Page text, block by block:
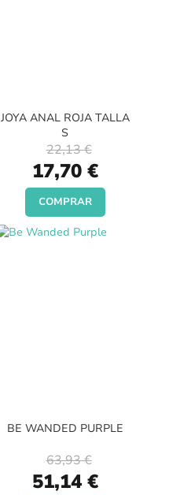
JOYA ANAL ROJA TALLA
S
Special
Price
17,70 €
22,13 €
COMPRAR
BE WANDED PURPLE
Special
Price
51,14 €
63,93 €